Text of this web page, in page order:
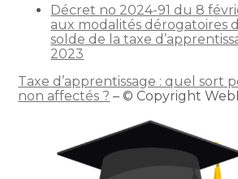
Décret no 2024-91 du 8
aux modalités dérogatoires
solde de la taxe
2023
Taxe d’apprentissage : quel sort
non affectés ? – © Copyright